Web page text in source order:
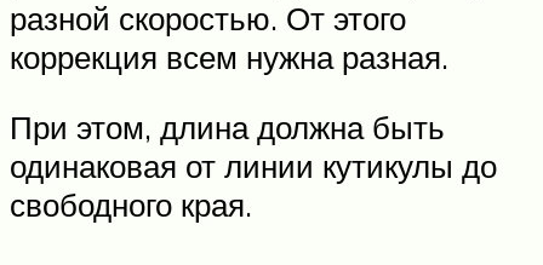
разной скоростью. От этого
коррекция всем нужна разная.
При этом, длина должна быть
одинаковая от линии кутикулы до
свободного края.